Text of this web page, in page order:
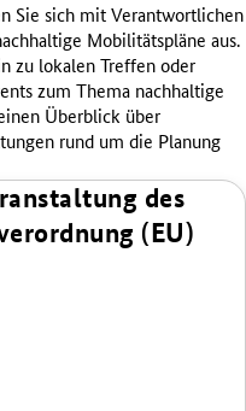
Sie sich mit Verantwortlichen
Mobilitätspläne aus.
zu lokalen Treffen oder
zum Thema nachhaltige
Überblick über
rund um die Planung
des
(EU)